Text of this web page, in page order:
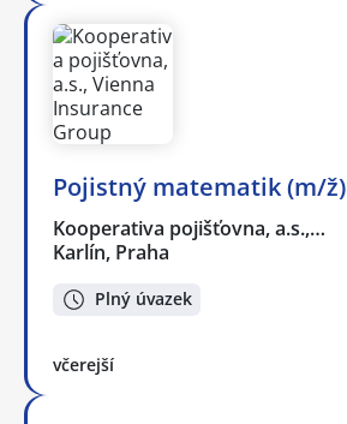
Pojistný matematik (m/ž)
Kooperativa pojišťovna, a.s.,…
Karlín, Praha
Plný úvazek
včerejší